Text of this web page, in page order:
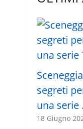
segreti
una serie
18 Giugno